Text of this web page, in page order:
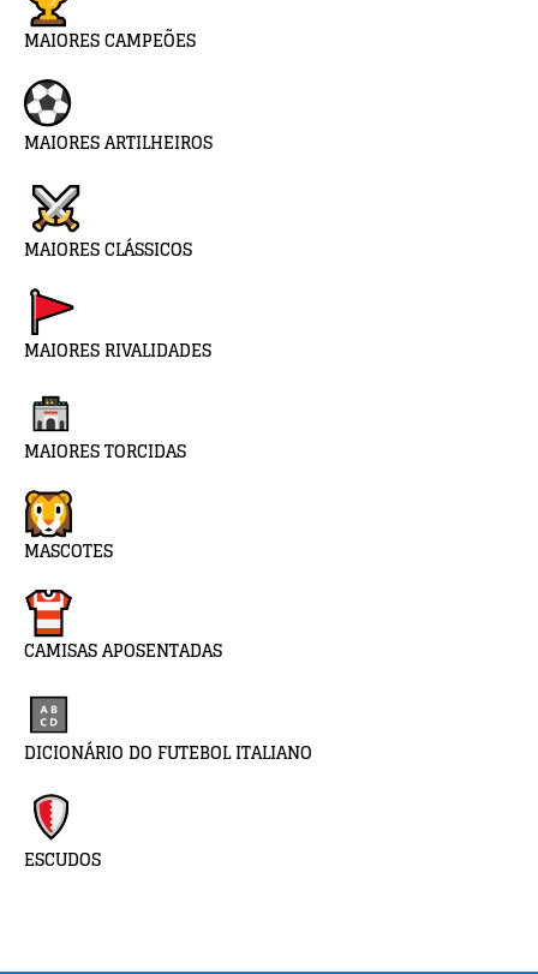
MAIORES CAMPEÕES
MAIORES ARTILHEIROS
MAIORES CLÁSSICOS
MAIORES RIVALIDADES
MAIORES TORCIDAS
MASCOTES
CAMISAS APOSENTADAS
DICIONÁRIO DO FUTEBOL ITALIANO
ESCUDOS